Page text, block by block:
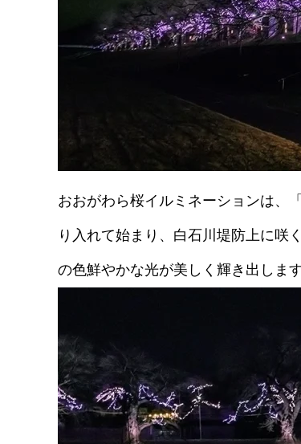
おおがわら桜イルミネーションは、
り入れて始まり、白石川堤防上に咲
の色鮮やかな光が美しく輝き出します